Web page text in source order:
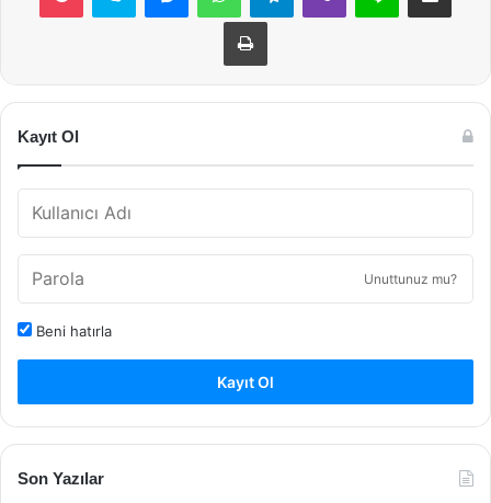
Yazdır
Kayıt Ol
Unuttunuz mu?
Beni hatırla
Kayıt Ol
Son Yazılar